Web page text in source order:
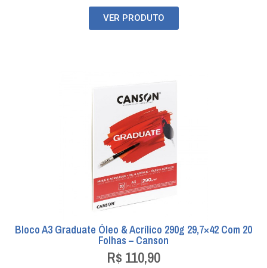
VER PRODUTO
Bloco A3 Graduate Óleo & Acrílico 290g 29,7×42 Com 20
Folhas – Canson
R$ 110,90